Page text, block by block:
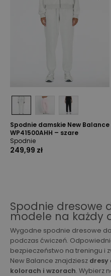
Spodnie damskie New Balance
WP41500AHH – szare
Spodnie
249,99 zł
Spodnie dresowe
modele na każdy
Wygodne spodnie dresowe
podczas ćwiczeń.
bezpieczeństwo na treningu i
New Balance znajdziesz dresy
kolorach i wzorach. Wybierz